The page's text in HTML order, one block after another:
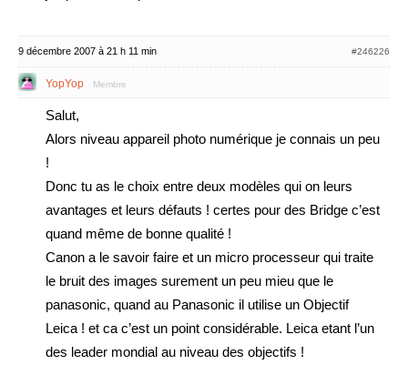
9 décembre 2007 à 21 h 11 min #246226
YopYop Membre
Salut,
Alors niveau appareil photo numérique je connais un peu
!
Donc tu as le choix entre deux modèles qui on leurs
avantages et leurs défauts ! certes pour des Bridge c’est
quand même de bonne qualité !
Canon a le savoir faire et un micro processeur qui traite
le bruit des images surement un peu mieu que le
panasonic, quand au Panasonic il utilise un Objectif
Leica ! et ca c’est un point considérable. Leica etant l’un
des leader mondial au niveau des objectifs !